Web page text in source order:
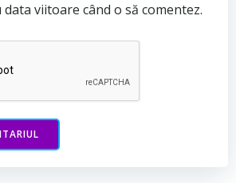
viitoare când o să comentez.